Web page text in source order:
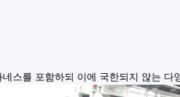
스를 포함하되 이에 국한되지 않는 다